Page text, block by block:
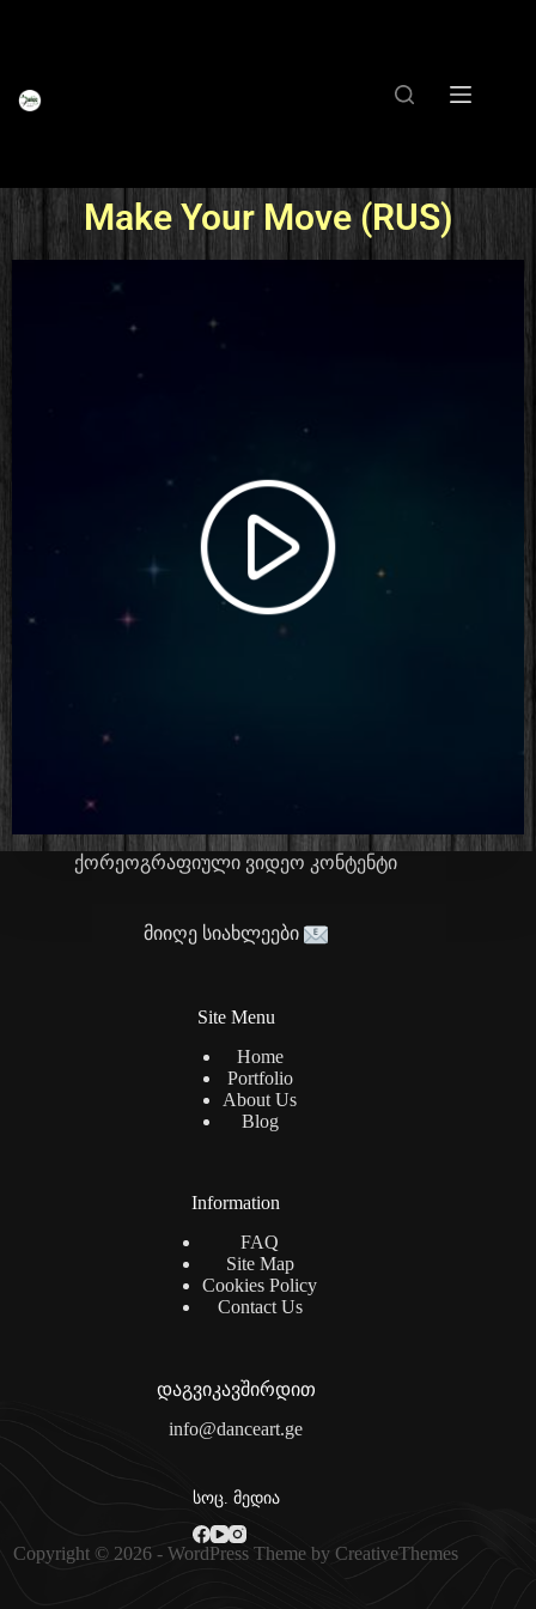
Make Your Move (RUS)
ქორეოგრაფიული ვიდეო კონტენტი
მიიღე სიახლეები
Site Menu
Home
Portfolio
About Us
Blog
Information
FAQ
Site Map
Cookies Policy
Contact Us
დაგვიკავშირდით
info@danceart.ge
სოც. მედია
Copyright © 2026 - WordPress Theme by CreativeThemes